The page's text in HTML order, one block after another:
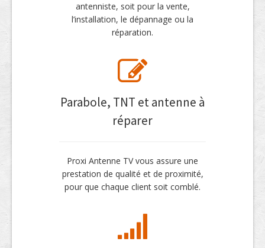
antenniste, soit pour la vente,
l’installation, le dépannage ou la
réparation.
Parabole, TNT et antenne à
réparer
Proxi Antenne TV vous assure une
prestation de qualité et de proximité,
pour que chaque client soit comblé.